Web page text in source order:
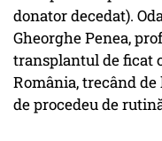
donator decedat).
Gheorghe Penea,
transplantul de ficat
România, trecând
de procedeu de